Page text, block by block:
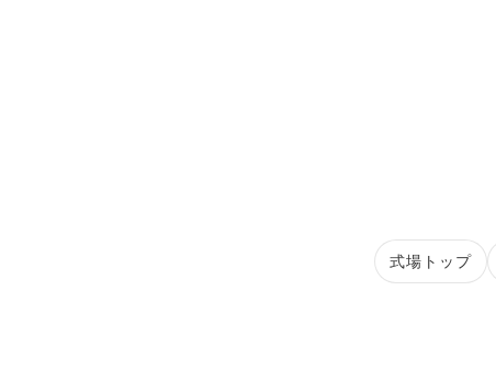
式場トップ